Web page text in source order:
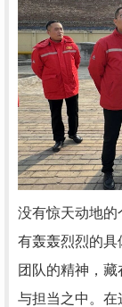
没有惊天动地
有轰轰烈烈的
团队的精神，
与担当之中。